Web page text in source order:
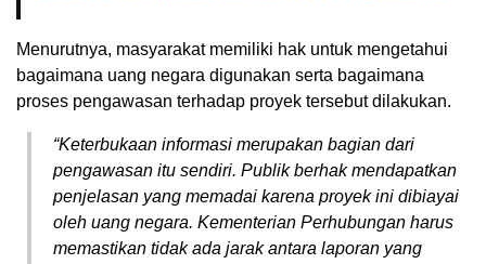
Menurutnya, masyarakat memiliki hak untuk mengetahui
bagaimana uang negara digunakan serta bagaimana
proses pengawasan terhadap proyek tersebut dilakukan.
“Keterbukaan informasi merupakan bagian dari
pengawasan itu sendiri. Publik berhak mendapatkan
penjelasan yang memadai karena proyek ini dibiayai
oleh uang negara. Kementerian Perhubungan harus
memastikan tidak ada jarak antara laporan yang